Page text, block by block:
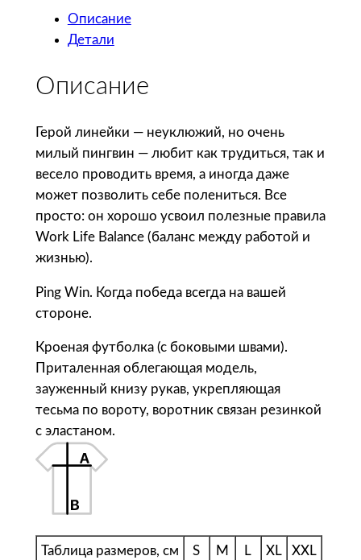
o
C
o
l
o
r
Ф
у
б
о
л
к
с
п
Описание
Детали
Описание
Герой линейки — неуклюжий, но очень
милый пингвин — любит как трудиться, так и
весело проводить время, а иногда даже
может позволить себе полениться. Все
просто: он хорошо усвоил полезные правила
Work Life Balance (баланс между работой и
жизнью).
Ping Win. Когда победа всегда на вашей
стороне.
Кроеная футболка (с боковыми швами).
Приталенная облегающая модель,
зауженный книзу рукав, укрепляющая
тесьма по вороту, воротник связан резинкой
с эластаном.
Таблица размеров, см S M L XL XXL